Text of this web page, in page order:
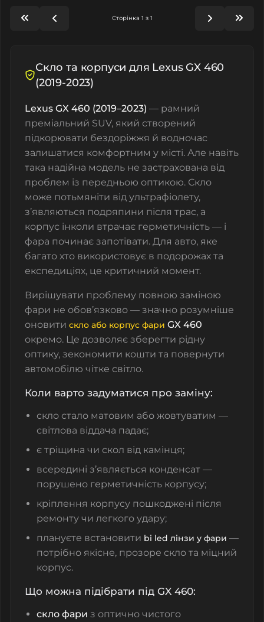
Сторінка 1 з 1
Скло та корпуси для Lexus GX 460
(2019-2023)
Lexus GX 460 (2019–2023) — рамний
преміальний SUV, який створений
підкорювати бездоріжжя й водночас
залишатися комфортним у місті. Але навіть
така надійна модель не застрахована від
проблем із передньою оптикою. Скло
може потьмяніти від ультрафіолету,
з’являються подряпини після трас, а
корпус інколи втрачає герметичність — і
фара починає запотівати. Для авто, яке
багато хто використовує в подорожах та
експедиціях, це критичний момент.
Вирішувати проблему повною заміною
фари не обов’язково — значно розумніше
оновити скло або корпус фари GX 460
окремо. Це дозволяє зберегти рідну
оптику, зекономити кошти та повернути
автомобілю чітке світло.
Коли варто задуматися про заміну:
скло стало матовим або жовтуватим —
світлова віддача падає;
є тріщина чи скол від камінця;
всередині з’являється конденсат —
порушено герметичність корпусу;
кріплення корпусу пошкоджені після
ремонту чи легкого удару;
плануєте встановити bi led лінзи у фари —
потрібно якісне, прозоре скло та міцний
корпус.
Що можна підібрати під GX 460:
скло фари з оптично чистого